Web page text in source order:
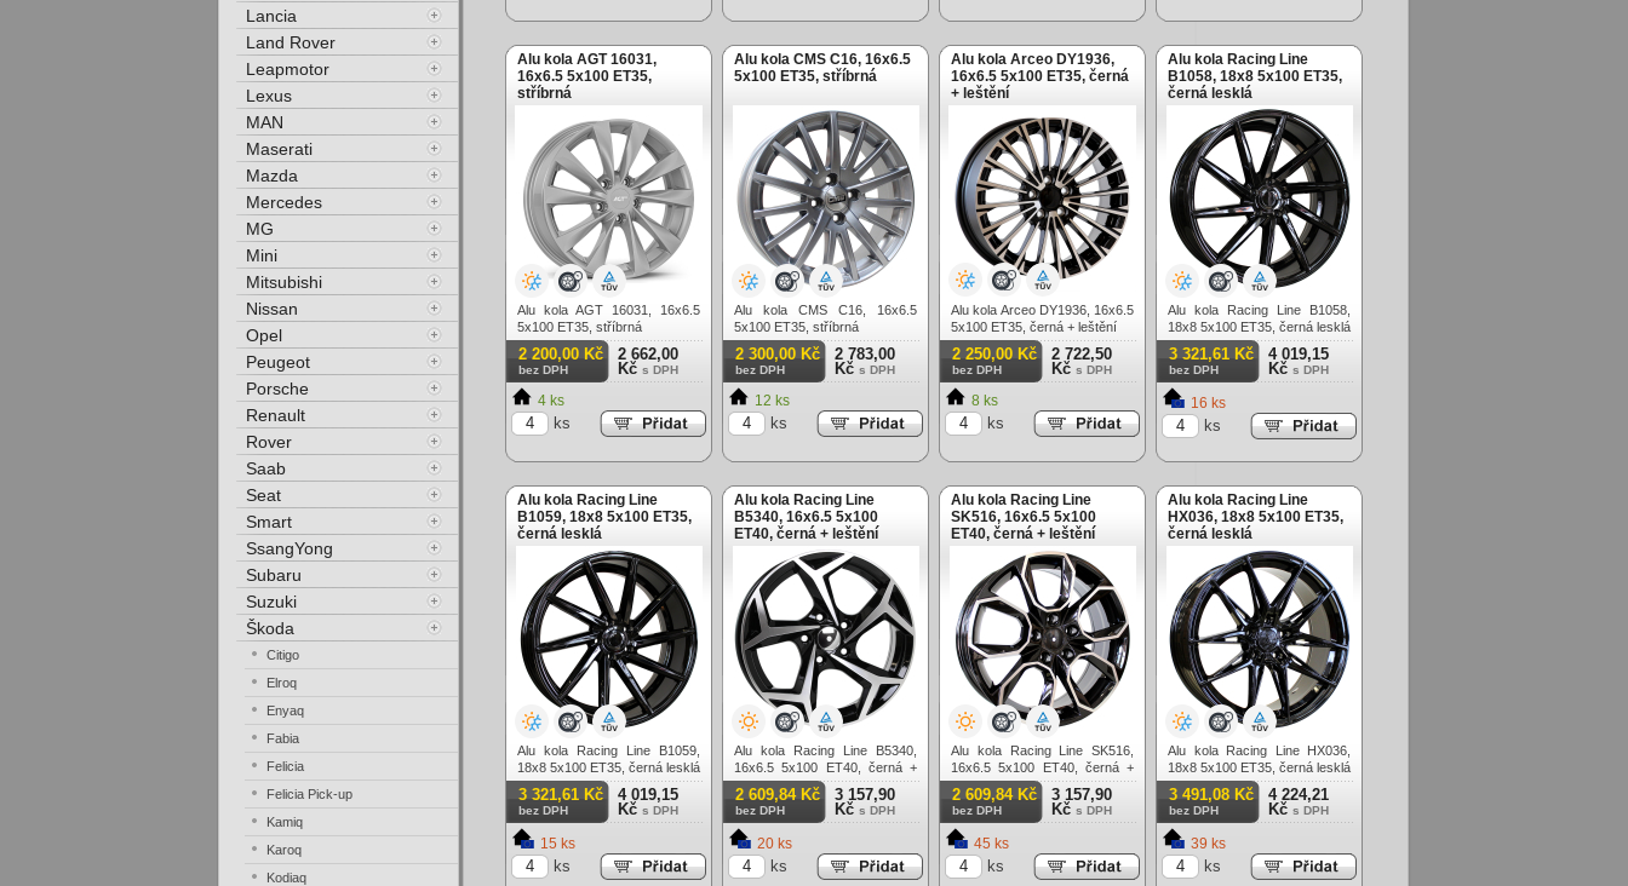
Alu kola AGT 16031,
16x6.5 5x100 ET35,
stříbrná
Alu kola AGT 16031, 16x6.5
5x100 ET35, stříbrná
2 200,00 Kč
bez DPH
2 662,00
Kč s DPH
4 ks
ks
Alu kola CMS C16, 16x6.5
5x100 ET35, stříbrná
Alu kola CMS C16, 16x6.5
5x100 ET35, stříbrná
2 300,00 Kč
bez DPH
2 783,00
Kč s DPH
12 ks
ks
Alu kola Arceo DY1936,
16x6.5 5x100 ET35, černá
+ leštění
Alu kola Arceo DY1936, 16x6.5
5x100 ET35, černá + leštění
2 250,00 Kč
bez DPH
2 722,50
Kč s DPH
8 ks
ks
Alu kola Racing Line
B1058, 18x8 5x100 ET35,
černá lesklá
Alu kola Racing Line B1058,
18x8 5x100 ET35, černá lesklá
3 321,61 Kč
bez DPH
4 019,15
Kč s DPH
16 ks
ks
Alu kola Racing Line
B1059, 18x8 5x100 ET35,
černá lesklá
Alu kola Racing Line B1059,
18x8 5x100 ET35, černá lesklá
3 321,61 Kč
bez DPH
4 019,15
Kč s DPH
15 ks
ks
Alu kola Racing Line
B5340, 16x6.5 5x100
ET40, černá + leštění
Alu kola Racing Line B5340,
16x6.5 5x100 ET40, černá +
leštění
2 609,84 Kč
bez DPH
3 157,90
Kč s DPH
20 ks
ks
Alu kola Racing Line
SK516, 16x6.5 5x100
ET40, černá + leštění
Alu kola Racing Line SK516,
16x6.5 5x100 ET40, černá +
leštění
2 609,84 Kč
bez DPH
3 157,90
Kč s DPH
45 ks
ks
Alu kola Racing Line
HX036, 18x8 5x100 ET35,
černá lesklá
Alu kola Racing Line HX036,
18x8 5x100 ET35, černá lesklá
3 491,08 Kč
bez DPH
4 224,21
Kč s DPH
39 ks
ks
Lancia
Land Rover
Leapmotor
Lexus
MAN
Maserati
Mazda
Mercedes
MG
Mini
Mitsubishi
Nissan
Opel
Peugeot
Porsche
Renault
Rover
Saab
Seat
Smart
SsangYong
Subaru
Suzuki
Škoda
Citigo
Elroq
Enyaq
Fabia
Felicia
Felicia Pick-up
Kamiq
Karoq
Kodiaq